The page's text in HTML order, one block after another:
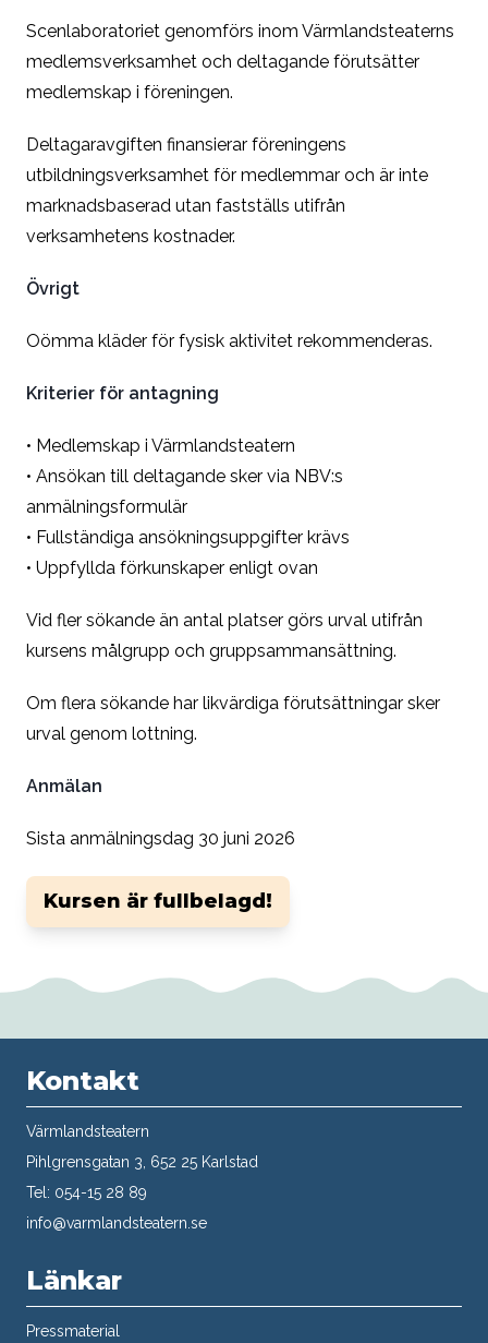
Scenlaboratoriet genomförs inom Värmlandsteaterns
medlemsverksamhet och deltagande förutsätter
medlemskap i föreningen.
Deltagaravgiften finansierar föreningens
utbildningsverksamhet för medlemmar och är inte
marknadsbaserad utan fastställs utifrån
verksamhetens kostnader.
Övrigt
Oömma kläder för fysisk aktivitet rekommenderas.
Kriterier för antagning
• Medlemskap i Värmlandsteatern
• Ansökan till deltagande sker via NBV:s
anmälningsformulär
• Fullständiga ansökningsuppgifter krävs
• Uppfyllda förkunskaper enligt ovan
Vid fler sökande än antal platser görs urval utifrån
kursens målgrupp och gruppsammansättning.
Om flera sökande har likvärdiga förutsättningar sker
urval genom lottning.
Anmälan
Sista anmälningsdag 30 juni 2026
Kursen är fullbelagd!
Kontakt
Värmlandsteatern
Pihlgrensgatan 3, 652 25 Karlstad
Tel: 054-15 28 89
info@varmlandsteatern.se
Länkar
Pressmaterial